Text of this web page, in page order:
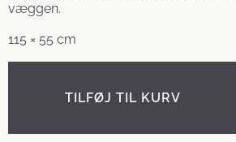
væggen.
115 × 55 cm
TILFØJ TIL KURV